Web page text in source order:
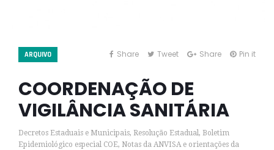
ARQUIVO Share Tweet Share Pin it
COORDENAÇÃO DE
VIGILÂNCIA SANITÁRIA
Decretos Estaduais e Municipais, Resolução Estadual, Boletim
Epidemiológico especial COE, Notas da ANVISA e orientações da